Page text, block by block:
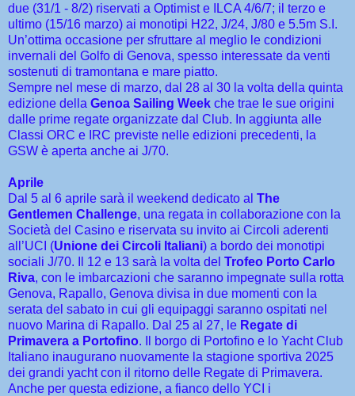
due (31/1 - 8/2) riservati a Optimist e ILCA 4/6/7; il terzo e
ultimo (15/16 marzo) ai monotipi H22, J/24, J/80 e 5.5m S.I.
Un’ottima occasione per sfruttare al meglio le condizioni
invernali del Golfo di Genova, spesso interessate da venti
sostenuti di tramontana e mare piatto.
Sempre nel mese di marzo, dal 28 al 30 la volta della quinta
edizione della Genoa Sailing Week che trae le sue origini
dalle prime regate organizzate dal Club. In aggiunta alle
Classi ORC e IRC previste nelle edizioni precedenti, la
GSW è aperta anche ai J/70.
Aprile
Dal 5 al 6 aprile sarà il weekend dedicato al The
Gentlemen Challenge, una regata in collaborazione con la
Società del Casino e riservata su invito ai Circoli aderenti
all’UCI (Unione dei Circoli Italiani) a bordo dei monotipi
sociali J/70. Il 12 e 13 sarà la volta del Trofeo Porto Carlo
Riva, con le imbarcazioni che saranno impegnate sulla rotta
Genova, Rapallo, Genova divisa in due momenti con la
serata del sabato in cui gli equipaggi saranno ospitati nel
nuovo Marina di Rapallo. Dal 25 al 27, le Regate di
Primavera a Portofino. Il borgo di Portofino e lo Yacht Club
Italiano inaugurano nuovamente la stagione sportiva 2025
dei grandi yacht con il ritorno delle Regate di Primavera.
Anche per questa edizione, a fianco dello YCI i